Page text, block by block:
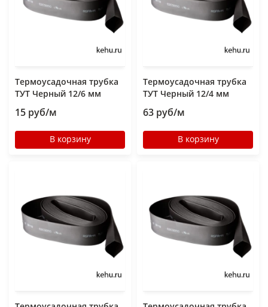
Термоусадочная трубка
ТУТ Черный 12/6 мм
15 руб/м
В корзину
Термоусадочная трубка
ТУТ Черный 12/4 мм
63 руб/м
В корзину